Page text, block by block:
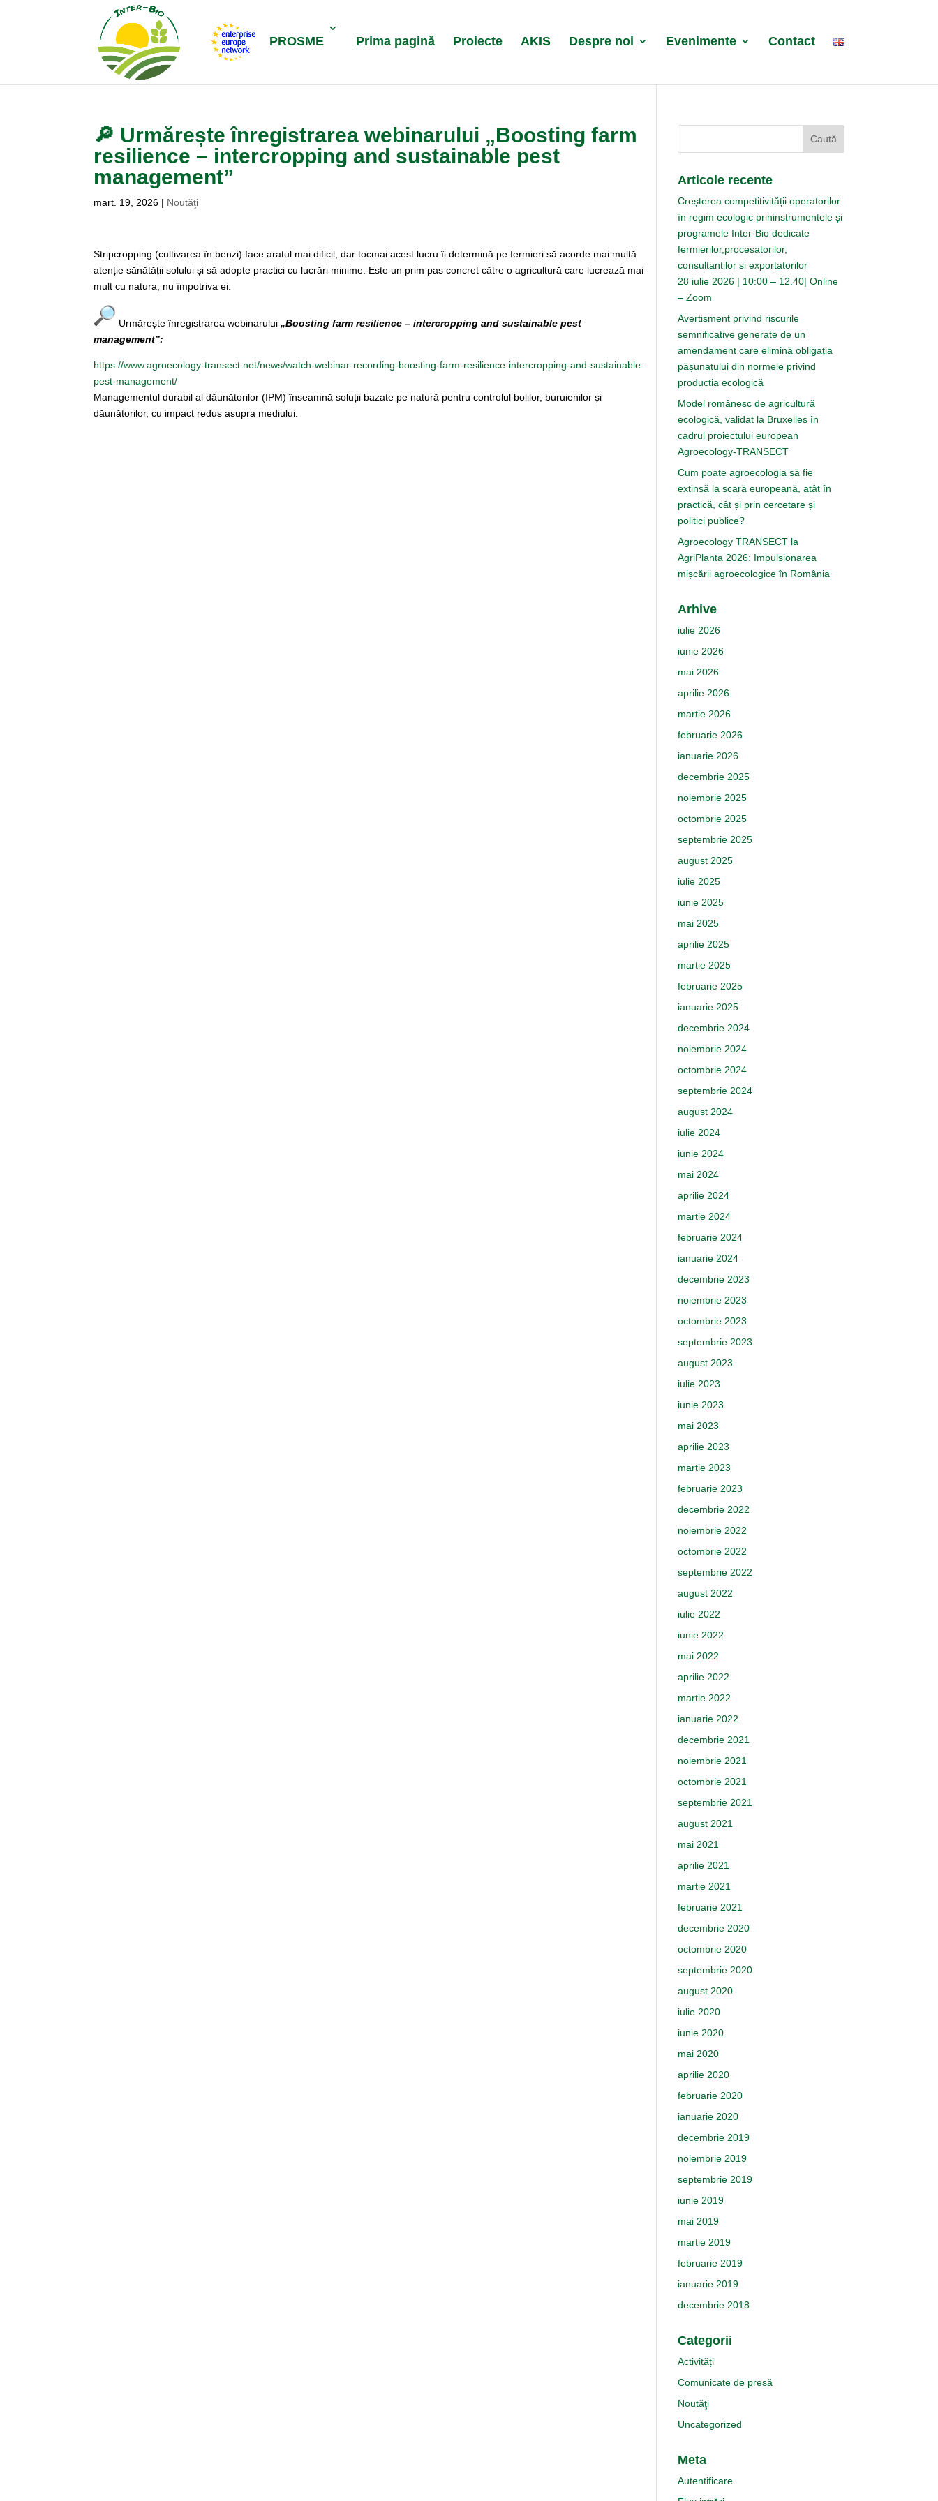
PROSME Prima pagină Proiecte AKIS Despre noi Evenimente Contact
🔎 Urmărește înregistrarea webinarului „Boosting farm
resilience – intercropping and sustainable pest
management”
mart. 19, 2026 | Noutăţi
Stripcropping (cultivarea în benzi) face aratul mai dificil, dar tocmai acest lucru îi determină pe fermieri să acorde mai multă
atenție sănătății solului și să adopte practici cu lucrări minime. Este un prim pas concret către o agricultură care lucrează mai
mult cu natura, nu împotriva ei.
Urmărește înregistrarea webinarului„Boosting farm resilience – intercropping and sustainable pest
management”:
https://www.agroecology-transect.net/news/watch-webinar-recording-boosting-farm-resilience-intercropping-and-sustainable-
pest-management/
Managementul durabil al dăunătorilor (IPM) înseamnă soluții bazate pe natură pentru controlul bolilor, buruienilor și
dăunătorilor, cu impact redus asupra mediului.
Articole recente
Creșterea competitivității operatorilor
în regim ecologic prininstrumentele și
programele Inter-Bio dedicate
fermierilor,procesatorilor,
consultantilor si exportatorilor
28 iulie 2026 | 10:00 – 12.40| Online
– Zoom
Avertisment privind riscurile
semnificative generate de un
amendament care elimină obligația
pășunatului din normele privind
producția ecologică
Model românesc de agricultură
ecologică, validat la Bruxelles în
cadrul proiectului european
Agroecology-TRANSECT
Cum poate agroecologia să fie
extinsă la scară europeană, atât în
practică, cât și prin cercetare și
politici publice?
Agroecology TRANSECT la
AgriPlanta 2026: Impulsionarea
mișcării agroecologice în România
Arhive
iulie 2026
iunie 2026
mai 2026
aprilie 2026
martie 2026
februarie 2026
ianuarie 2026
decembrie 2025
noiembrie 2025
octombrie 2025
septembrie 2025
august 2025
iulie 2025
iunie 2025
mai 2025
aprilie 2025
martie 2025
februarie 2025
ianuarie 2025
decembrie 2024
noiembrie 2024
octombrie 2024
septembrie 2024
august 2024
iulie 2024
iunie 2024
mai 2024
aprilie 2024
martie 2024
februarie 2024
ianuarie 2024
decembrie 2023
noiembrie 2023
octombrie 2023
septembrie 2023
august 2023
iulie 2023
iunie 2023
mai 2023
aprilie 2023
martie 2023
februarie 2023
decembrie 2022
noiembrie 2022
octombrie 2022
septembrie 2022
august 2022
iulie 2022
iunie 2022
mai 2022
aprilie 2022
martie 2022
ianuarie 2022
decembrie 2021
noiembrie 2021
octombrie 2021
septembrie 2021
august 2021
mai 2021
aprilie 2021
martie 2021
februarie 2021
decembrie 2020
octombrie 2020
septembrie 2020
august 2020
iulie 2020
iunie 2020
mai 2020
aprilie 2020
februarie 2020
ianuarie 2020
decembrie 2019
noiembrie 2019
septembrie 2019
iunie 2019
mai 2019
martie 2019
februarie 2019
ianuarie 2019
decembrie 2018
Categorii
Activități
Comunicate de presă
Noutăţi
Uncategorized
Meta
Autentificare